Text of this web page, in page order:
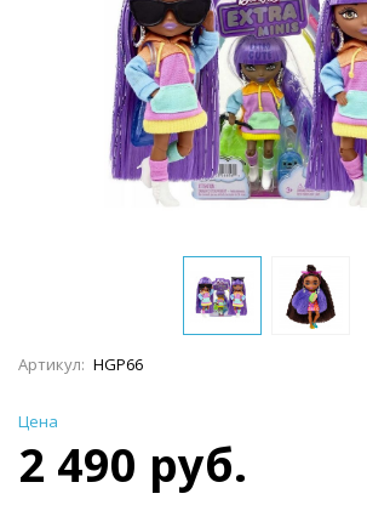
Артикул: HGP66
Цена
2 490 руб.